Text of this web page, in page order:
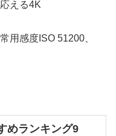
える4K
用感度ISO 51200、
めランキング9